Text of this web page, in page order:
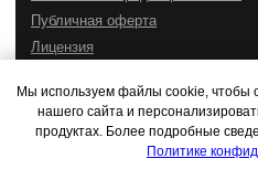
Мы используем файлы cookie, чтобы
нашего сайта и
продуктах. Более подробные
Политике